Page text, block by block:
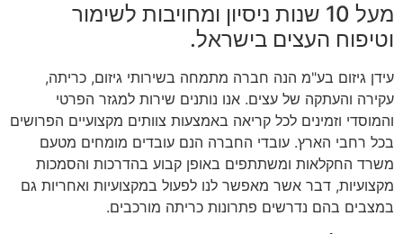
מעל 10 שנות ניסיון ומחויבות לשימור
וטיפוח העצים בישראל.
עידן גיזום בע"מ הנה חברה מתמחה בשירותי גיזום, כריתה,
עקירה והעתקה של עצים. אנו נותנים שירות למגזר הפרטי
והמוסדי וזמינים לכל קריאה באמצעות צוותים מקצועיים הפרושים
בכל רחבי הארץ. עובדי החברה הנם עובדים מומחים מטעם
משרד החקלאות ומשתתפים באופן קבוע בהדרכות והסמכות
מקצועיות, דבר אשר מאפשר לנו לפעול במקצועיות ואחריות גם
במצבים בהם נדרשים פתרונות כריתה מורכבים.